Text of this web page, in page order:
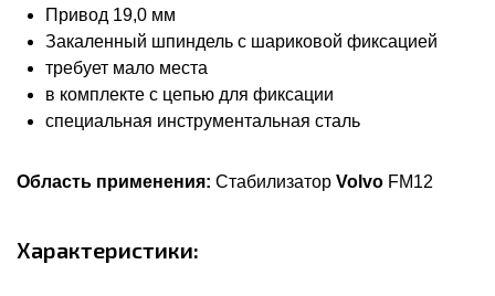
Привод 19,0 мм
Закаленный шпиндель с шариковой фиксацией
требует мало места
в комплекте с цепью для фиксации
специальная инструментальная сталь
Область применения: Стабилизатор Volvo FM12
Характеристики: